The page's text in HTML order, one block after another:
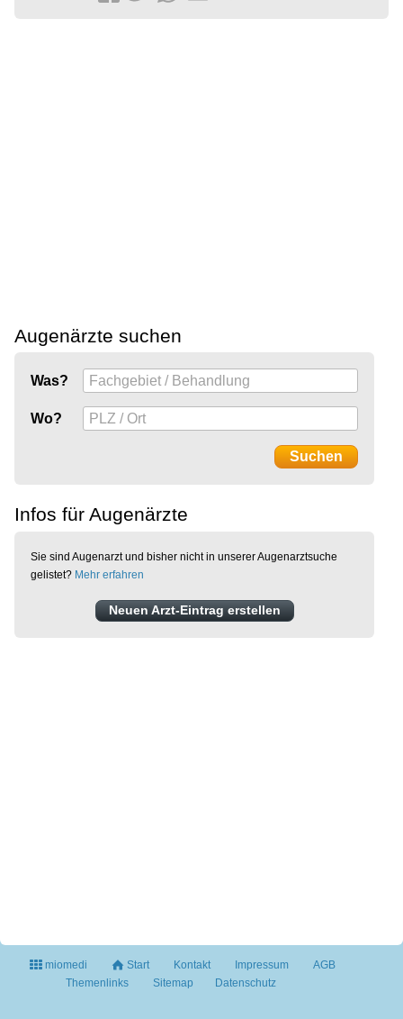
Augenärzte suchen
Was?
Wo?
Infos für Augenärzte
Sie sind Augenarzt und bisher nicht in unserer Augenarztsuche
gelistet? Mehr erfahren
Neuen Arzt-Eintrag erstellen
miomedi Start Kontakt Impressum
AGB
Themenlinks
Sitemap Datenschutz